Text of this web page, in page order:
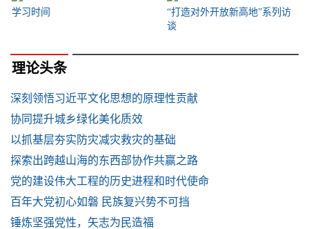
学习时间
“打造对外开放新高地”系列访
谈
理论头条
深刻领悟习近平文化思想的原理性贡献
协同提升城乡绿化美化质效
以抓基层夯实防灾减灾救灾的基础
探索出跨越山海的东西部协作共赢之路
党的建设伟大工程的历史进程和时代使命
百年大党初心如磐 民族复兴势不可挡
锤炼坚强党性，矢志为民造福